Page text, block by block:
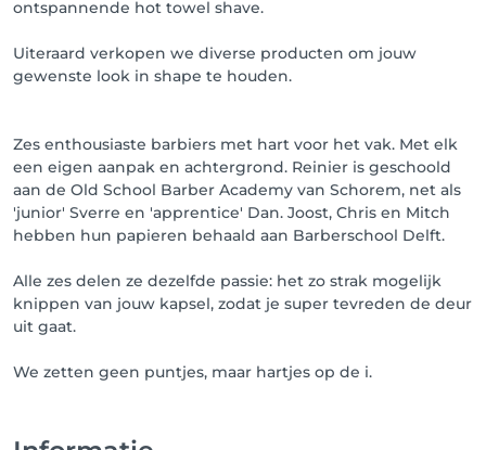
ontspannende hot towel shave.
Uiteraard verkopen we diverse producten om jouw
gewenste look in shape te houden.
Zes enthousiaste barbiers met hart voor het vak. Met elk
een eigen aanpak en achtergrond. Reinier is geschoold
aan de Old School Barber Academy van Schorem, net als
'junior' Sverre en 'apprentice' Dan. Joost, Chris en Mitch
hebben hun papieren behaald aan Barberschool Delft.
Alle zes delen ze dezelfde passie: het zo strak mogelijk
knippen van jouw kapsel, zodat je super tevreden de deur
uit gaat.
We zetten geen puntjes, maar hartjes op de i.